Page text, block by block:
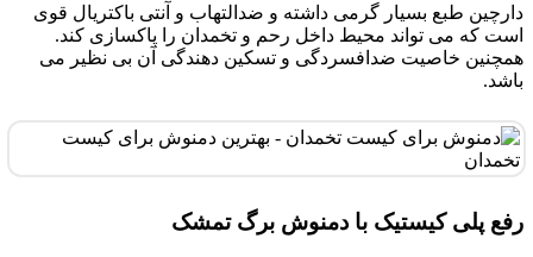
دارچین طبع بسیار گرمی داشته و ضدالتهاب و آنتی باکتریال قوی
است که می تواند محیط داخل رحم و تخمدان را پاکسازی کند.
همچنین خاصیت ضدافسردگی و تسکین دهندگی آن بی نظیر می
باشد.
رفع پلی کیستیک با دمنوش برگ تمشک